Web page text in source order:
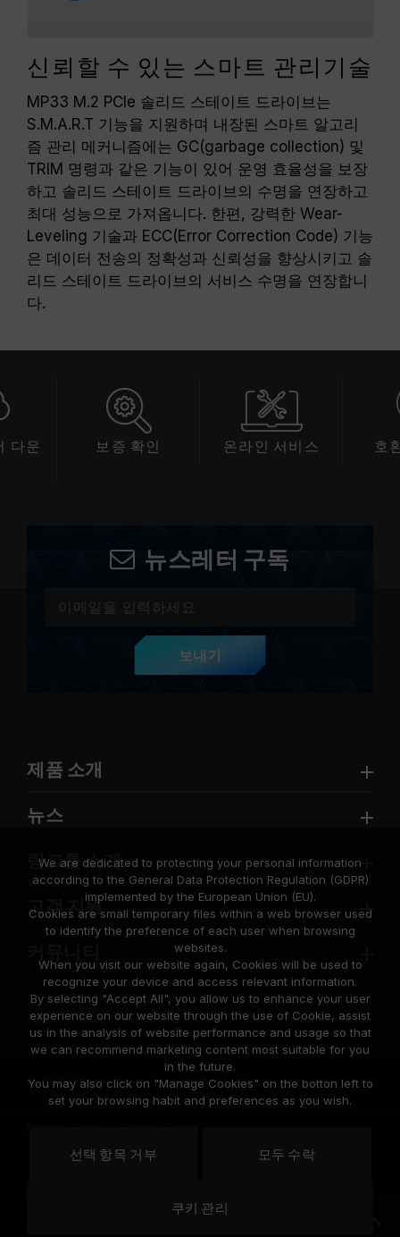
신뢰할 수 있는 스마트 관리기술
MP33 M.2 PCIe 솔리드 스테이트 드라이브는
S.M.A.R.T 기능을 지원하며 내장된 스마트 알고리
즘 관리 메커니즘에는 GC(garbage collection) 및
TRIM 명령과 같은 기능이 있어 운영 효율성을 보장
하고 솔리드 스테이트 드라이브의 수명을 연장하고
최대 성능으로 가져옵니다. 한편, 강력한 Wear-
Leveling 기술과 ECC(Error Correction Code) 기능
은 데이터 전송의 정확성과 신뢰성을 향상시키고 솔
리드 스테이트 드라이브의 서비스 수명을 연장합니
다.
다운
보증 확인 온라인 서비스 호
뉴스레터 구독
보내기
제품 소개
뉴스
팀그룹 소개
고객 지원
© 2026 Team Group Inc. All Rights Reserved.
United
We are dedicated to protecting your personal information
according to the General Data Protection Regulation (GDPR)
implemented by the European Union (EU).
Cookies are small temporary files within a web browser used
to identify the preference of each user when browsing
websites.
When you visit our website again, Cookies will be used to
recognize your device and access relevant information.
By selecting "Accept All", you allow us to enhance your user
experience on our website through the use of Cookie, assist
us in the analysis of website performance and usage so that
we can recommend marketing content most suitable for you
in the future.
You may also click on "Manage Cookies" on the botton left to
set your browsing habit and preferences as you wish.
선택 항목 거부 모두 수락
쿠키 관리